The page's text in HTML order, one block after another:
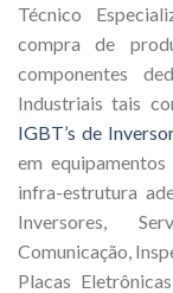
Técnico
compra de
componentes
Industriais tais
IGBT’s de
em
infra-estrutura
Inversores,
Comunicação,
Placas